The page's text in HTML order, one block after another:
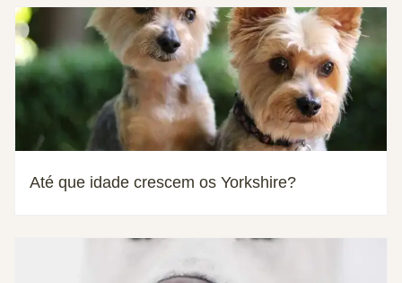
Até que idade crescem os Yorkshire?